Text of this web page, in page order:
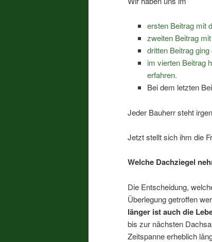
ersten Beitrag mit
zweiten Beitrag
dritten Beitrag
im vierten Beitrag
erfahren.
Bei dem letzten
Jeder Bauherr steht
Jetzt stellt sich ihm die
Welche Dachziegel
Die Entscheidung,
Überlegung getroffen
länger ist auch die
bis zur nächsten
Zeitspanne erheblich